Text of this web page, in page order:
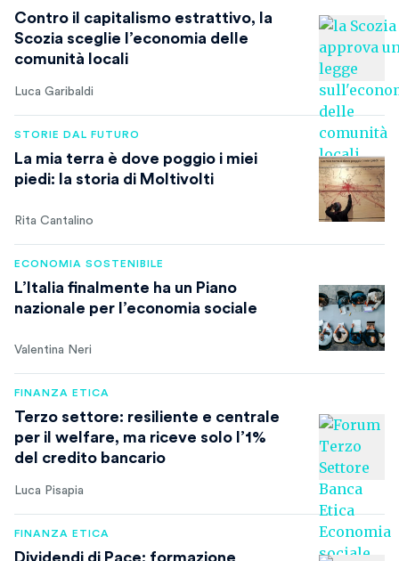
Contro il capitalismo estrattivo, la
Scozia sceglie l’economia delle
comunità locali
Luca Garibaldi
STORIE DAL FUTURO
La mia terra è dove poggio i miei
piedi: la storia di Moltivolti
Rita Cantalino
ECONOMIA SOSTENIBILE
L’Italia finalmente ha un Piano
nazionale per l’economia sociale
Valentina Neri
FINANZA ETICA
Terzo settore: resiliente e centrale
per il welfare, ma riceve solo l’1%
del credito bancario
Luca Pisapia
FINANZA ETICA
Dividendi di Pace: formazione